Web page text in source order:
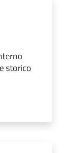
storico